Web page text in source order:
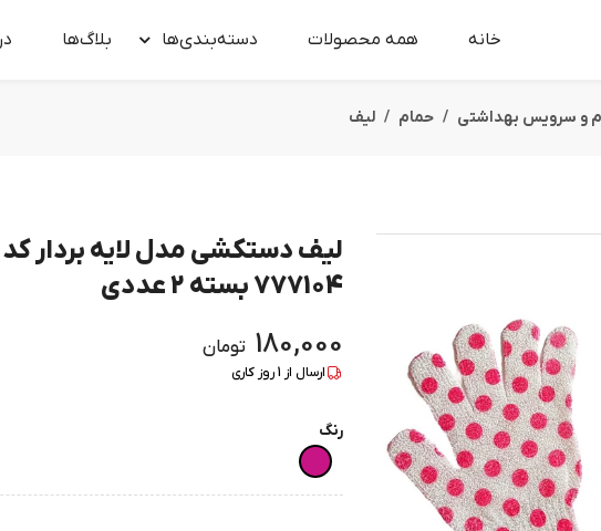
خانه همه محصولات دسته‌بندی‌ها بلاگ‌ها
و سرویس بهداشتی حمام لیف
لیف دستکشی مدل لایه بردار کد
777104 بسته 2 عددی
180,000 تومان
ارسال از 1روز کاری
رنگ